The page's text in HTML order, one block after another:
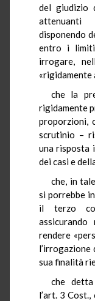
del giudizio
disponendo
entro i
irrogare,
«rigidamente
che la
rigidamente
proporzioni,
scrutinio –
una risposta
dei casi e
che, in
si porrebbe
il terzo
rendere
l’irrogazione
sua finalità
che detta
l’art. 3